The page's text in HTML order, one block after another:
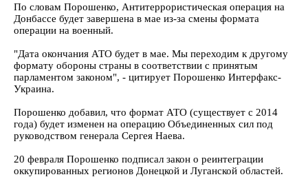
По словам Порошенко, Антитеррористическая операция на
Донбассе будет завершена в мае из-за смены формата
операции на военный.
"Дата окончания АТО будет в мае. Мы переходим к другому
формату обороны страны в соответствии с принятым
парламентом законом", - цитирует Порошенко Интерфакс-
Украина.
Порошенко добавил, что формат АТО (существует с 2014
года) будет изменен на операцию Объединенных сил под
руководством генерала Сергея Наева.
20 февраля Порошенко подписал закон о реинтеграции
оккупированных регионов Донецкой и Луганской областей.